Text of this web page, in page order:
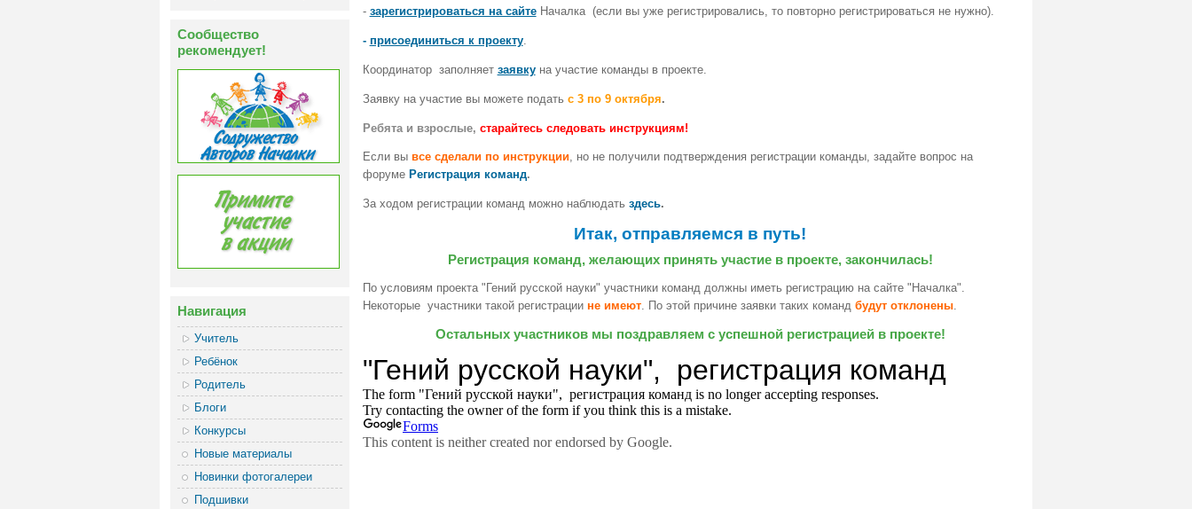
Сообщество
рекомендует!
Навигация
Учитель
Ребёнок
Родитель
Блоги
Конкурсы
Новые материалы
Новинки фотогалереи
Подшивки
- зарегистрироваться на сайтеНачалка (если вы уже регистрировались, то повторно регистрироваться не нужно).
- присоединиться к проекту.
Координатор заполняет заявкуна участие команды в проекте.
Заявку на участие вы можете подать с 3 по 9 октября.
Ребята и взрослые, старайтесь следовать инструкциям!
Если вы все сделали по инструкции, но не получили подтверждения регистрации команды, задайте вопрос на
форуме Регистрация команд.
За ходом регистрации команд можно наблюдать здесь.
Итак, отправляемся в путь!
Регистрация команд, желающих принять участие в проекте, закончилась!
По условиям проекта "Гений русской науки" участники команд должны иметь регистрацию на сайте "Началка".
Некоторые участники такой регистрации не имеют. По этой причине заявки таких команд будут отклонены.
Остальных участников мы поздравляем с успешной регистрацией в проекте!